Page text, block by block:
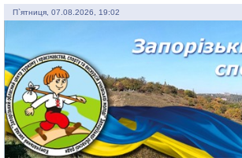
П`ятниця, 07.08.2026, 19:02